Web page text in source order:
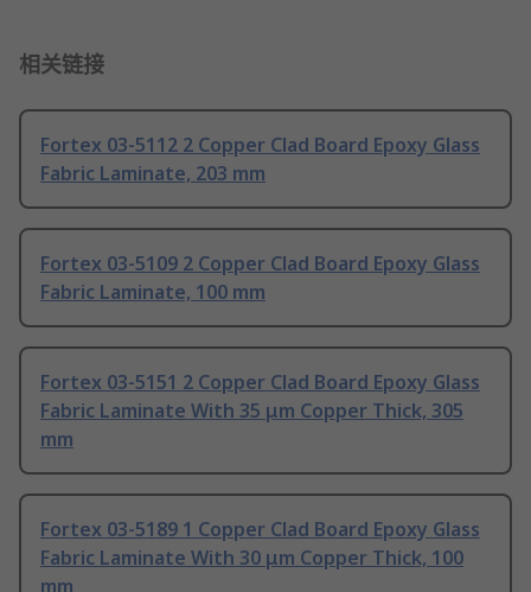
相关链接
Fortex 03-5112 2 Copper Clad Board Epoxy Glass
Fabric Laminate, 203 mm
Fortex 03-5109 2 Copper Clad Board Epoxy Glass
Fabric Laminate, 100 mm
Fortex 03-5151 2 Copper Clad Board Epoxy Glass
Fabric Laminate With 35 μm Copper Thick, 305
mm
Fortex 03-5189 1 Copper Clad Board Epoxy Glass
Fabric Laminate With 30 μm Copper Thick, 100
mm